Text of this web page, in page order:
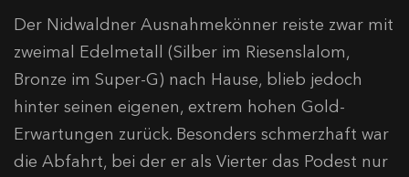
Der Nidwaldner Ausnahmekönner reiste zwar mit
zweimal Edelmetall (Silber im Riesenslalom,
Bronze im Super-G) nach Hause, blieb jedoch
hinter seinen eigenen, extrem hohen Gold-
Erwartungen zurück. Besonders schmerzhaft war
die Abfahrt, bei der er als Vierter das Podest nur